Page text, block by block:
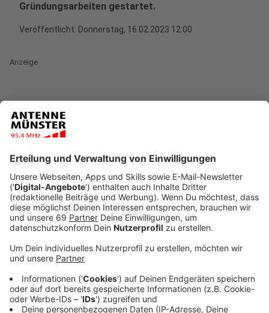
Gründungsarbeiten gestartet.
Veröffentlicht: Donnerstag, 16.02.2023 12:00
Anzeige
Mit dem Ersatzneubau Institutsgruppe 1 Physik
realisiert der Bau- und Liegenschaftsbetrieb NRW ein
außergewöhnliche Großprojekt im
sind die Gründungsarbeiten gestartet.
Anzeige
Der Bauzaun steht, die Bagger haben mit dem
Bodenaushub begonnen. Bald werden die Bohrpfähle
gesetzt zur Stabilisierung des Baugrundes und der
Seitenwände der Baugrube. Denn hier, auf dem 6.000
m² großen Grundstück mitten in Münsters
naturwissenschaftlichem Zentrum, wird Großes